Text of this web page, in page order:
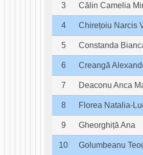
3 Călin Camelia
4 Chirețoiu Narcis
5 Constanda
6 Creangă
7 Deaconu Anca
8 Florea Natalia-
9 Gheorghiță Ana
10 Golumbeanu